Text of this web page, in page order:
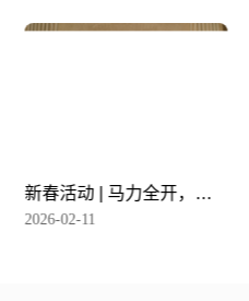
新春活动 | 马力全开，共
赴新程
2026-02-11